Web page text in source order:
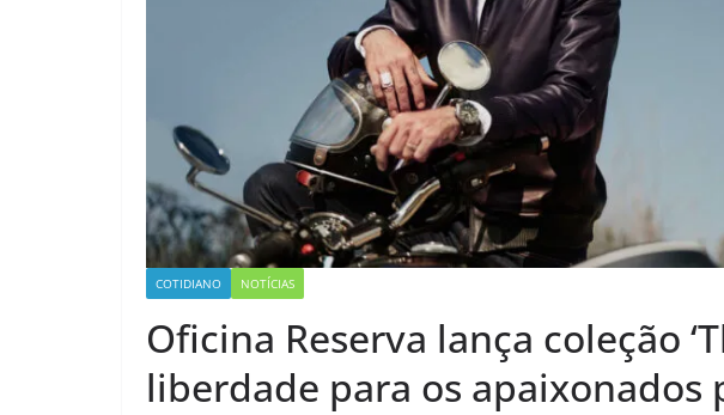
COTIDIANO NOTÍCIAS
Oficina Reserva lança coleção
liberdade para os apaixonados